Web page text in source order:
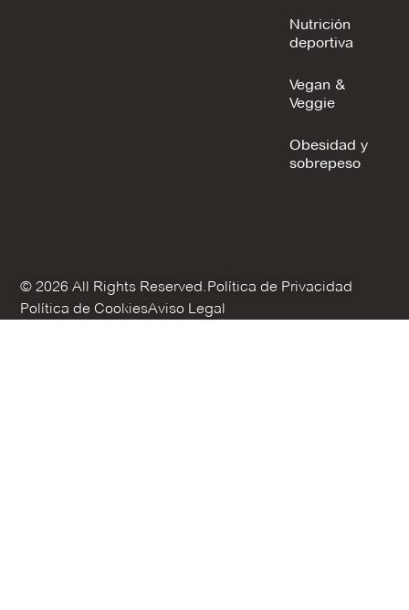
Nutrición
deportiva
Vegan &
Veggie
Obesidad y
sobrepeso
© 2026 All Rights Reserved.Política de Privacidad
Política de CookiesAviso Legal